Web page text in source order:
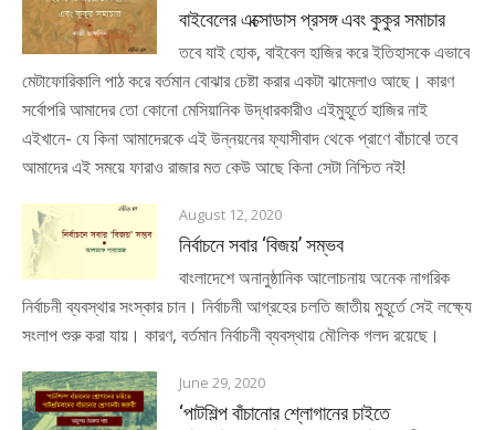
বাইবেলের এক্সোডাস প্রসঙ্গ এবং কুকুর সমাচার
তবে যাই হোক, বাইবেল হাজির করে ইতিহাসকে এভাবে
মেটাফোরিকালি পাঠ করে বর্তমান বোঝার চেষ্টা করার একটা ঝামেলাও আছে। কারণ
সর্বোপরি আমাদের তো কোনো মেসিয়ানিক উদ্ধারকারীও এইমুহূর্তে হাজির নাই
এইখানে- যে কিনা আমাদেরকে এই উন্নয়নের ফ্যাসীবাদ থেকে প্রাণে বাঁচাবে! তবে
আমাদের এই সময়ে ফারাও রাজার মত কেউ আছে কিনা সেটা নিশ্চিত নই!
August 12, 2020
নির্বাচনে সবার ‘বিজয়’ সম্ভব
বাংলাদেশে অনানুষ্ঠানিক আলোচনায় অনেক নাগরিক
নির্বাচনী ব্যবস্থার সংস্কার চান। নির্বাচনী আগ্রহের চলতি জাতীয় মুহূর্তে সেই লক্ষ্যে
সংলাপ শুরু করা যায়। কারণ, বর্তমান নির্বাচনী ব্যবস্থায় মৌলিক গলদ রয়েছে।
June 29, 2020
‘পাটশিল্প বাঁচানোর শ্লোগানের চাইতে